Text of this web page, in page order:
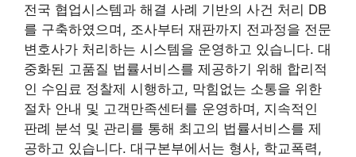
전국 협업시스템과 해결 사례 기반의 사건 처리 DB
를 구축하였으며, 조사부터 재판까지 전과정을 전문
변호사가 처리하는 시스템을 운영하고 있습니다. 대
중화된 고품질 법률서비스를 제공하기 위해 합리적
인 수임료 정찰제 시행하고, 막힘없는 소통을 위한
절차 안내 및 고객만족센터를 운영하며, 지속적인
판례 분석 및 관리를 통해 최고의 법률서비스를 제
공하고 있습니다. 대구본부에서는 형사, 학교폭력,